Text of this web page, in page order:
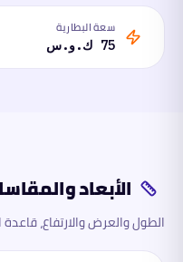
سعة البطارية
75 ك.و.س
الأبعاد
الطول والعرض والارتفاع،